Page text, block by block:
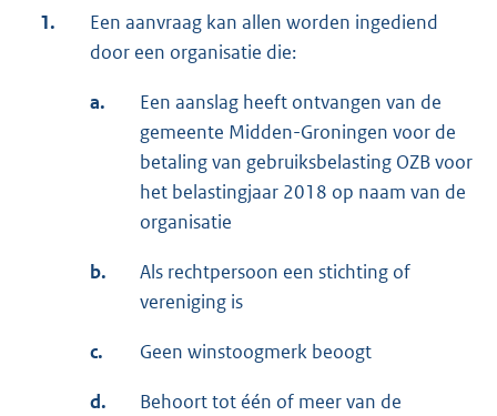
1.
Een aanvraag kan allen worden ingediend
door een organisatie die:
a.
Een aanslag heeft ontvangen van de
gemeente Midden-Groningen voor de
betaling van gebruiksbelasting OZB voor
het belastingjaar 2018 op naam van de
organisatie
b.
Als rechtpersoon een stichting of
vereniging is
c. Geen winstoogmerk beoogt
d.
Behoort tot één of meer van de